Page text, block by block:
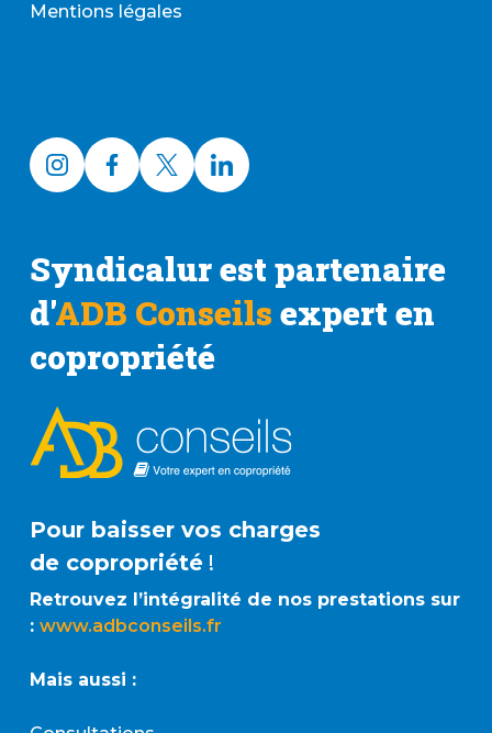
Mentions légales
Syndicalur est partenaire
d'ADB Conseils expert en
copropriété
Pour baisser vos charges
de copropriété!
Retrouvez l’intégralité de nos prestations sur
: www.adbconseils.fr
Mais aussi :